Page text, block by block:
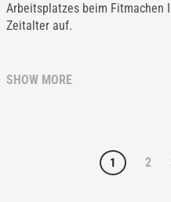
Arbeitsplatzes beim Fitmachen
Zeitalter auf.
SHOW MORE
1 2